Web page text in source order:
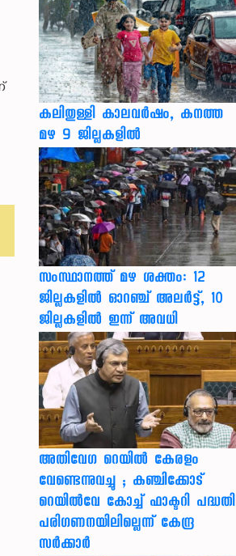
കലിതുള്ളി കാലവർഷം, കനത്ത
മഴ 9 ജില്ലകളിൽ
സംസ്ഥാനത്ത് മഴ ശക്തം: 12
ജില്ലകളിൽ ഓറഞ്ച് അലർട്ട്, 10
ജില്ലകളിൽ ഇന്ന് അവധി
അതിവേഗ റെയിൽ കേരളം
വേണ്ടെന്നുവച്ചു ; കഞ്ചിക്കോട്
റെയിൽവേ കോച്ച് ഫാക്ടറി പദ്ധതി
പരിഗണനയിലില്ലെന്ന് കേന്ദ്ര
സർക്കാർ